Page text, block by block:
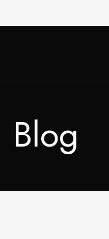
Blog